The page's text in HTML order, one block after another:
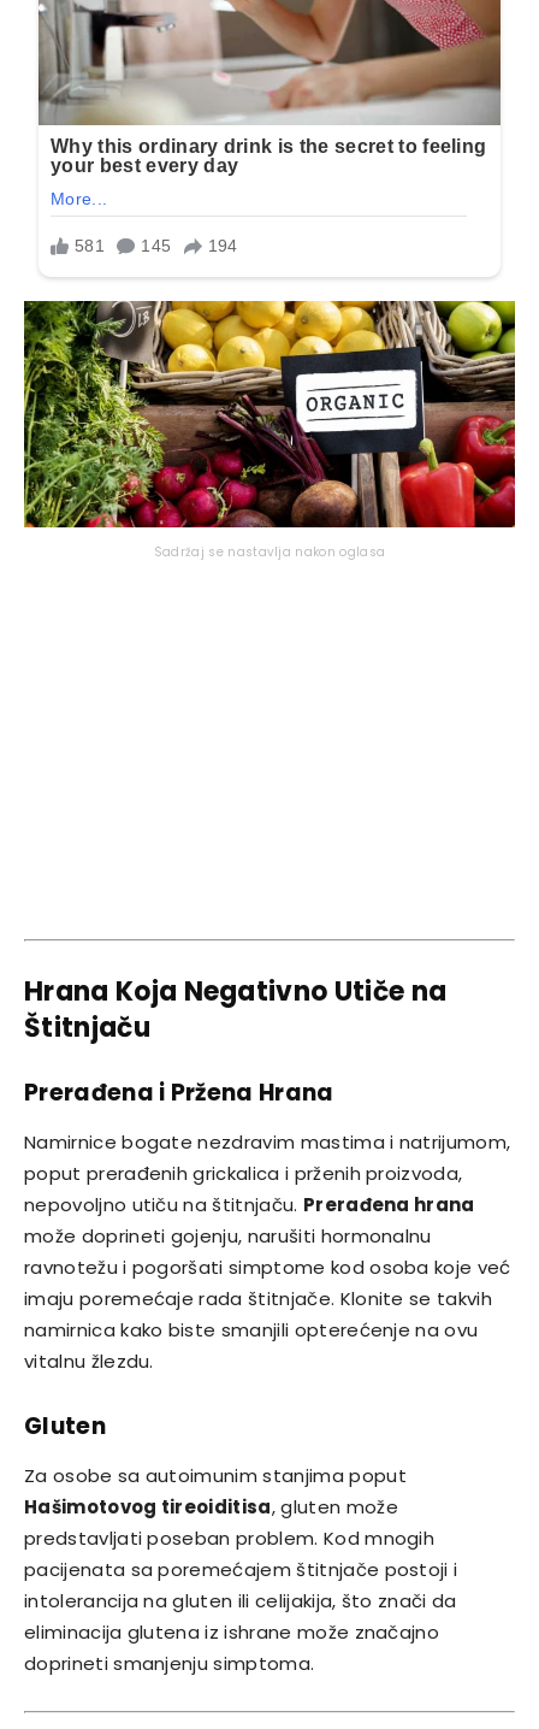
Sadržaj se nastavlja nakon oglasa
Hrana Koja Negativno Utiče na
Štitnjaču
Prerađena i Pržena Hrana
Namirnice bogate nezdravim mastima i natrijumom,
poput prerađenih grickalica i prženih proizvoda,
nepovoljno utiču na štitnjaču. Prerađena hrana
može doprineti gojenju, narušiti hormonalnu
ravnotežu i pogoršati simptome kod osoba koje već
imaju poremećaje rada štitnjače. Klonite se takvih
namirnica kako biste smanjili opterećenje na ovu
vitalnu žlezdu.
Gluten
Za osobe sa autoimunim stanjima poput
Hašimotovog tireoiditisa, gluten može
predstavljati poseban problem. Kod mnogih
pacijenata sa poremećajem štitnjače postoji i
intolerancija na gluten ili celijakija, što znači da
eliminacija glutena iz ishrane može značajno
doprineti smanjenju simptoma.